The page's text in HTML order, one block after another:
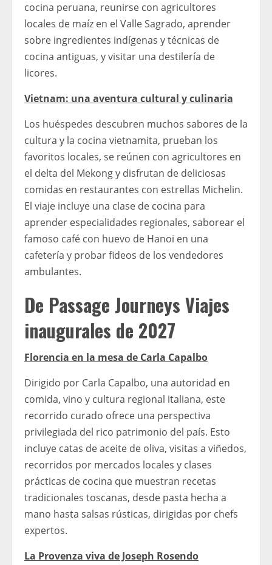
cocina peruana, reunirse con agricultores
locales de maíz en el Valle Sagrado, aprender
sobre ingredientes indígenas y técnicas de
cocina antiguas, y visitar una destilería de
licores.
Vietnam: una aventura cultural y culinaria
Los huéspedes descubren muchos sabores de la
cultura y la cocina vietnamita, prueban los
favoritos locales, se reúnen con agricultores en
el delta del Mekong y disfrutan de deliciosas
comidas en restaurantes con estrellas Michelin.
El viaje incluye una clase de cocina para
aprender especialidades regionales, saborear el
famoso café con huevo de Hanoi en una
cafetería y probar fideos de los vendedores
ambulantes.
De Passage Journeys Viajes
inaugurales de 2027
Florencia en la mesa de Carla Capalbo
Dirigido por Carla Capalbo, una autoridad en
comida, vino y cultura regional italiana, este
recorrido curado ofrece una perspectiva
privilegiada del rico patrimonio del país. Esto
incluye catas de aceite de oliva, visitas a viñedos,
recorridos por mercados locales y clases
prácticas de cocina que muestran recetas
tradicionales toscanas, desde pasta hecha a
mano hasta salsas rústicas, dirigidas por chefs
expertos.
La Provenza viva de Joseph Rosendo